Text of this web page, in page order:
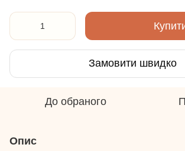
Замовити швидко
До обраного
Опис